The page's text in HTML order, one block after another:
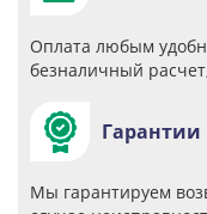
Оплата любым
безналичный
Гарантии
Мы гарантируем